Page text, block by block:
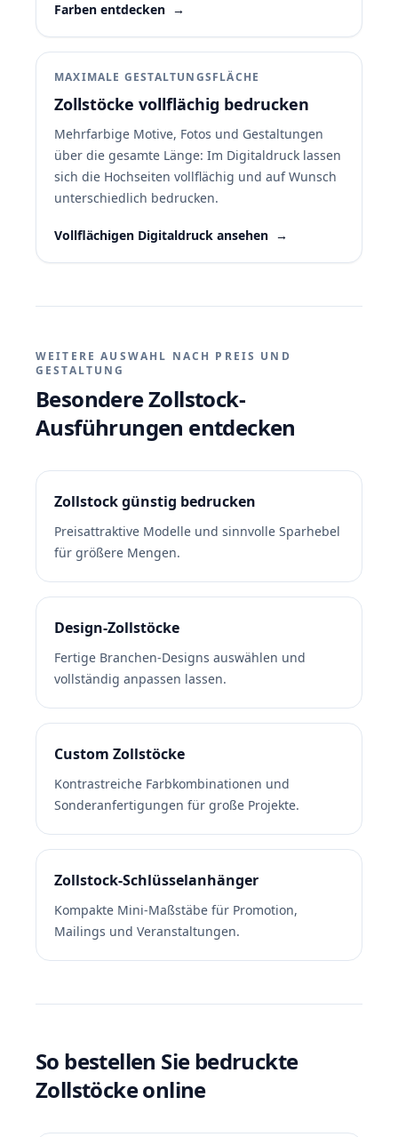
Farben entdecken →
MAXIMALE GESTALTUNGSFLÄCHE
Zollstöcke vollflächig bedrucken
Mehrfarbige Motive, Fotos und Gestaltungen
über die gesamte Länge: Im Digitaldruck lassen
sich die Hochseiten vollflächig und auf Wunsch
unterschiedlich bedrucken.
Vollflächigen Digitaldruck ansehen →
WEITERE AUSWAHL NACH PREIS UND
GESTALTUNG
Besondere Zollstock-
Ausführungen entdecken
Zollstock günstig bedrucken
Preisattraktive Modelle und sinnvolle Sparhebel
für größere Mengen.
Design-Zollstöcke
Fertige Branchen-Designs auswählen und
vollständig anpassen lassen.
Custom Zollstöcke
Kontrastreiche Farbkombinationen und
Sonderanfertigungen für große Projekte.
Zollstock-Schlüsselanhänger
Kompakte Mini-Maßstäbe für Promotion,
Mailings und Veranstaltungen.
So bestellen Sie bedruckte
Zollstöcke online